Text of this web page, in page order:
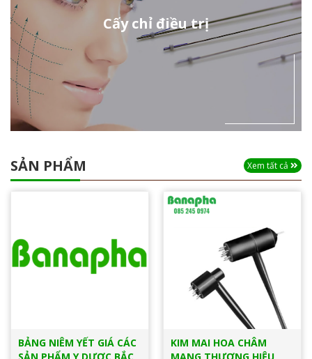
Cấy chỉ điều trị
SẢN PHẨM Xem tất cả
BẢNG NIÊM YẾT GIÁ CÁC
KIM MAI HOA CHÂM